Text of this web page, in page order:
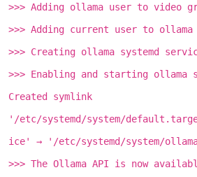
>>> Adding ollama user to video
>>> Adding current user to
>>> Creating ollama systemd
>>> Enabling and starting ollama
Created symlink
'/etc/systemd/system/
ice' → '/etc/systemd/system/
>>> The Ollama API is now